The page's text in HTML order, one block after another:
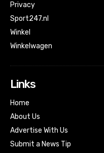
Privacy
Sport247.nl
Winkel
Winkelwagen
Links
Home
About Us
Advertise With Us
Submit a News Tip